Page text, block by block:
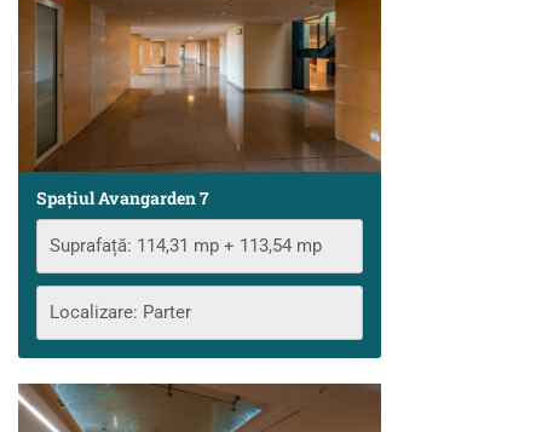
Spațiul Avangarden 7
Suprafață: 114,31 mp + 113,54 mp
Localizare: Parter